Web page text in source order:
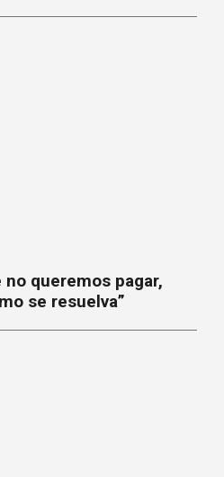
no queremos pagar,
se resuelva”